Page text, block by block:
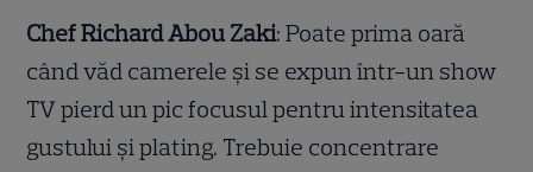
Chef Richard Abou Zaki: Poate prima oară
când văd camerele și se expun într-un show
TV pierd un pic focusul pentru intensitatea
gustului și plating. Trebuie concentrare